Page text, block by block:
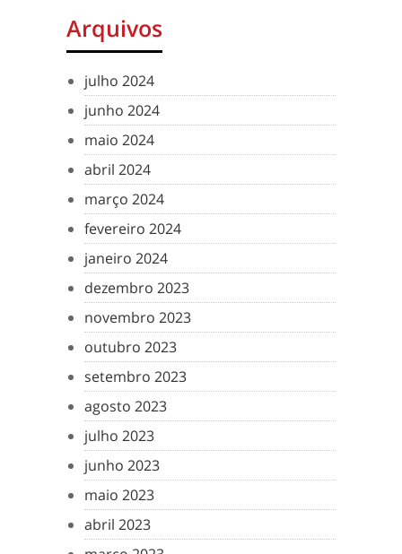
Arquivos
julho 2024
junho 2024
maio 2024
abril 2024
março 2024
fevereiro 2024
janeiro 2024
dezembro 2023
novembro 2023
outubro 2023
setembro 2023
agosto 2023
julho 2023
junho 2023
maio 2023
abril 2023